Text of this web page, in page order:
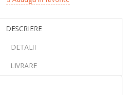
DESCRIERE
DETALII
LIVRARE